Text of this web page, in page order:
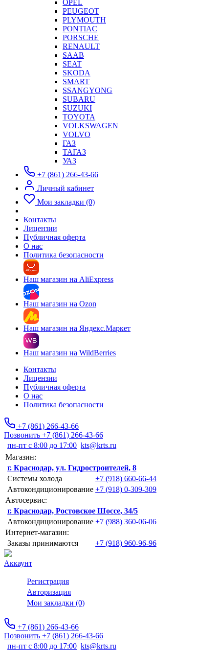
OPEL
PEUGEOT
PLYMOUTH
PONTIAC
PORSCHE
RENAULT
SAAB
SEAT
SKODA
SMART
SSANGYONG
SUBARU
SUZUKI
TOYOTA
VOLKSWAGEN
VOLVO
ГАЗ
ТАГАЗ
УАЗ
+7 (861) 266-43-66
Личный кабинет
Мои закладки (0)
Контакты
Лицензии
Публичная оферта
О нас
Политика безопасности
Наш магазин на AliExpress
Наш магазин на Ozon
Наш магазин на Яндекс.Маркет
Наш магазин на WildBerries
Контакты
Лицензии
Публичная оферта
О нас
Политика безопасности
+7 (861) 266-43-66
Позвонить +7 (861) 266-43-66
пн-пт с 8:00 до 17:00 kts@krts.ru
Магазин:
г. Краснодар, ул. Гидростроителей, 8
Системы холода
+7 (918) 660-66-44
Автокондиционирование +7 (918) 0-309-309
Автосервис:
г. Краснодар, Ростовское Шоссе, 34/5
Автокондиционирование +7 (988) 360-06-06
Интернет-магазин:
Заказы принимаются
+7 (918) 960-96-96
Аккаунт
Регистрация
Авторизация
Мои закладки (0)
+7 (861) 266-43-66
Позвонить +7 (861) 266-43-66
пн-пт с 8:00 до 17:00 kts@krts.ru